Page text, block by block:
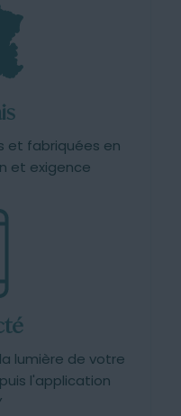
et fabriquées en
et exigence
lumière de votre
l'application